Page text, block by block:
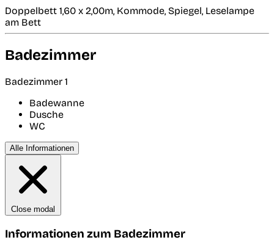
Doppelbett 1,60 x 2,00m, Kommode, Spiegel, Leselampe
am Bett
Badezimmer
Badezimmer 1
Badewanne
Dusche
WC
Alle Informationen
Close modal
Informationen zum Badezimmer